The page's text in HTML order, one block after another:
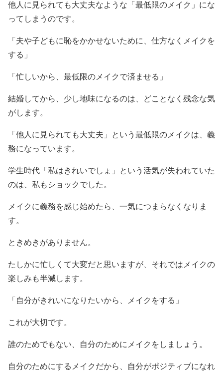
他人に見られても大丈夫なような「最低限のメイク」にな
ってしまうのです。
「夫や子どもに恥をかかせないために、仕方なくメイクを
する」
「忙しいから、最低限のメイクで済ませる」
結婚してから、少し地味になるのは、どことなく残念な気
がします。
「他人に見られても大丈夫」という最低限のメイクは、義
務になっています。
学生時代「私はきれいでしょ」という活気が失われていた
のは、私もショックでした。
メイクに義務を感じ始めたら、一気につまらなくなりま
す。
ときめきがありません。
たしかに忙しくて大変だと思いますが、それではメイクの
楽しみも半減します。
「自分がきれいになりたいから、メイクをする」
これが大切です。
誰のためでもない、自分のためにメイクをしましょう。
自分のためにするメイクだから、自分がポジティブになれ